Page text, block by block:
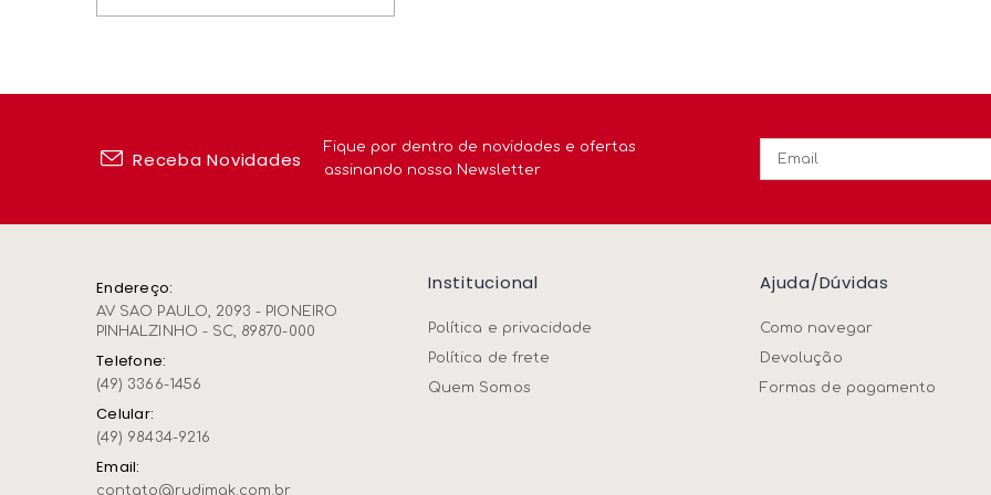
Receba Novidades
Fique por dentro de novidades e ofertas
assinando nossa Newsletter
Endereço:
AV SAO PAULO, 2093 - PIONEIRO
PINHALZINHO - SC, 89870-000
Telefone:
(49) 3366-1456
Celular:
(49) 98434-9216
Email:
contato@rudimak.com.br
Institucional
Política e privacidade
Política de frete
Quem Somos
Ajuda/dúvidas
Como navegar
Devolução
Formas de pagamento